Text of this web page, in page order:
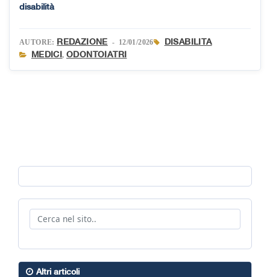
disabilità
AUTORE: REDAZIONE - 12/01/2026
DISABILITA
MEDICI,ODONTOIATRI
Altri articoli